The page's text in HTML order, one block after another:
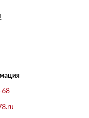
68